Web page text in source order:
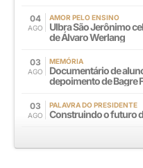
04
AGO
AMOR PELO ENSINO
Ulbra São Jerônimo
de Álvaro Werlang
03
AGO
MEMÓRIA
Documentário de
depoimento de Bagre
03
AGO
PALAVRA DO PRESIDENTE
Construindo o futuro